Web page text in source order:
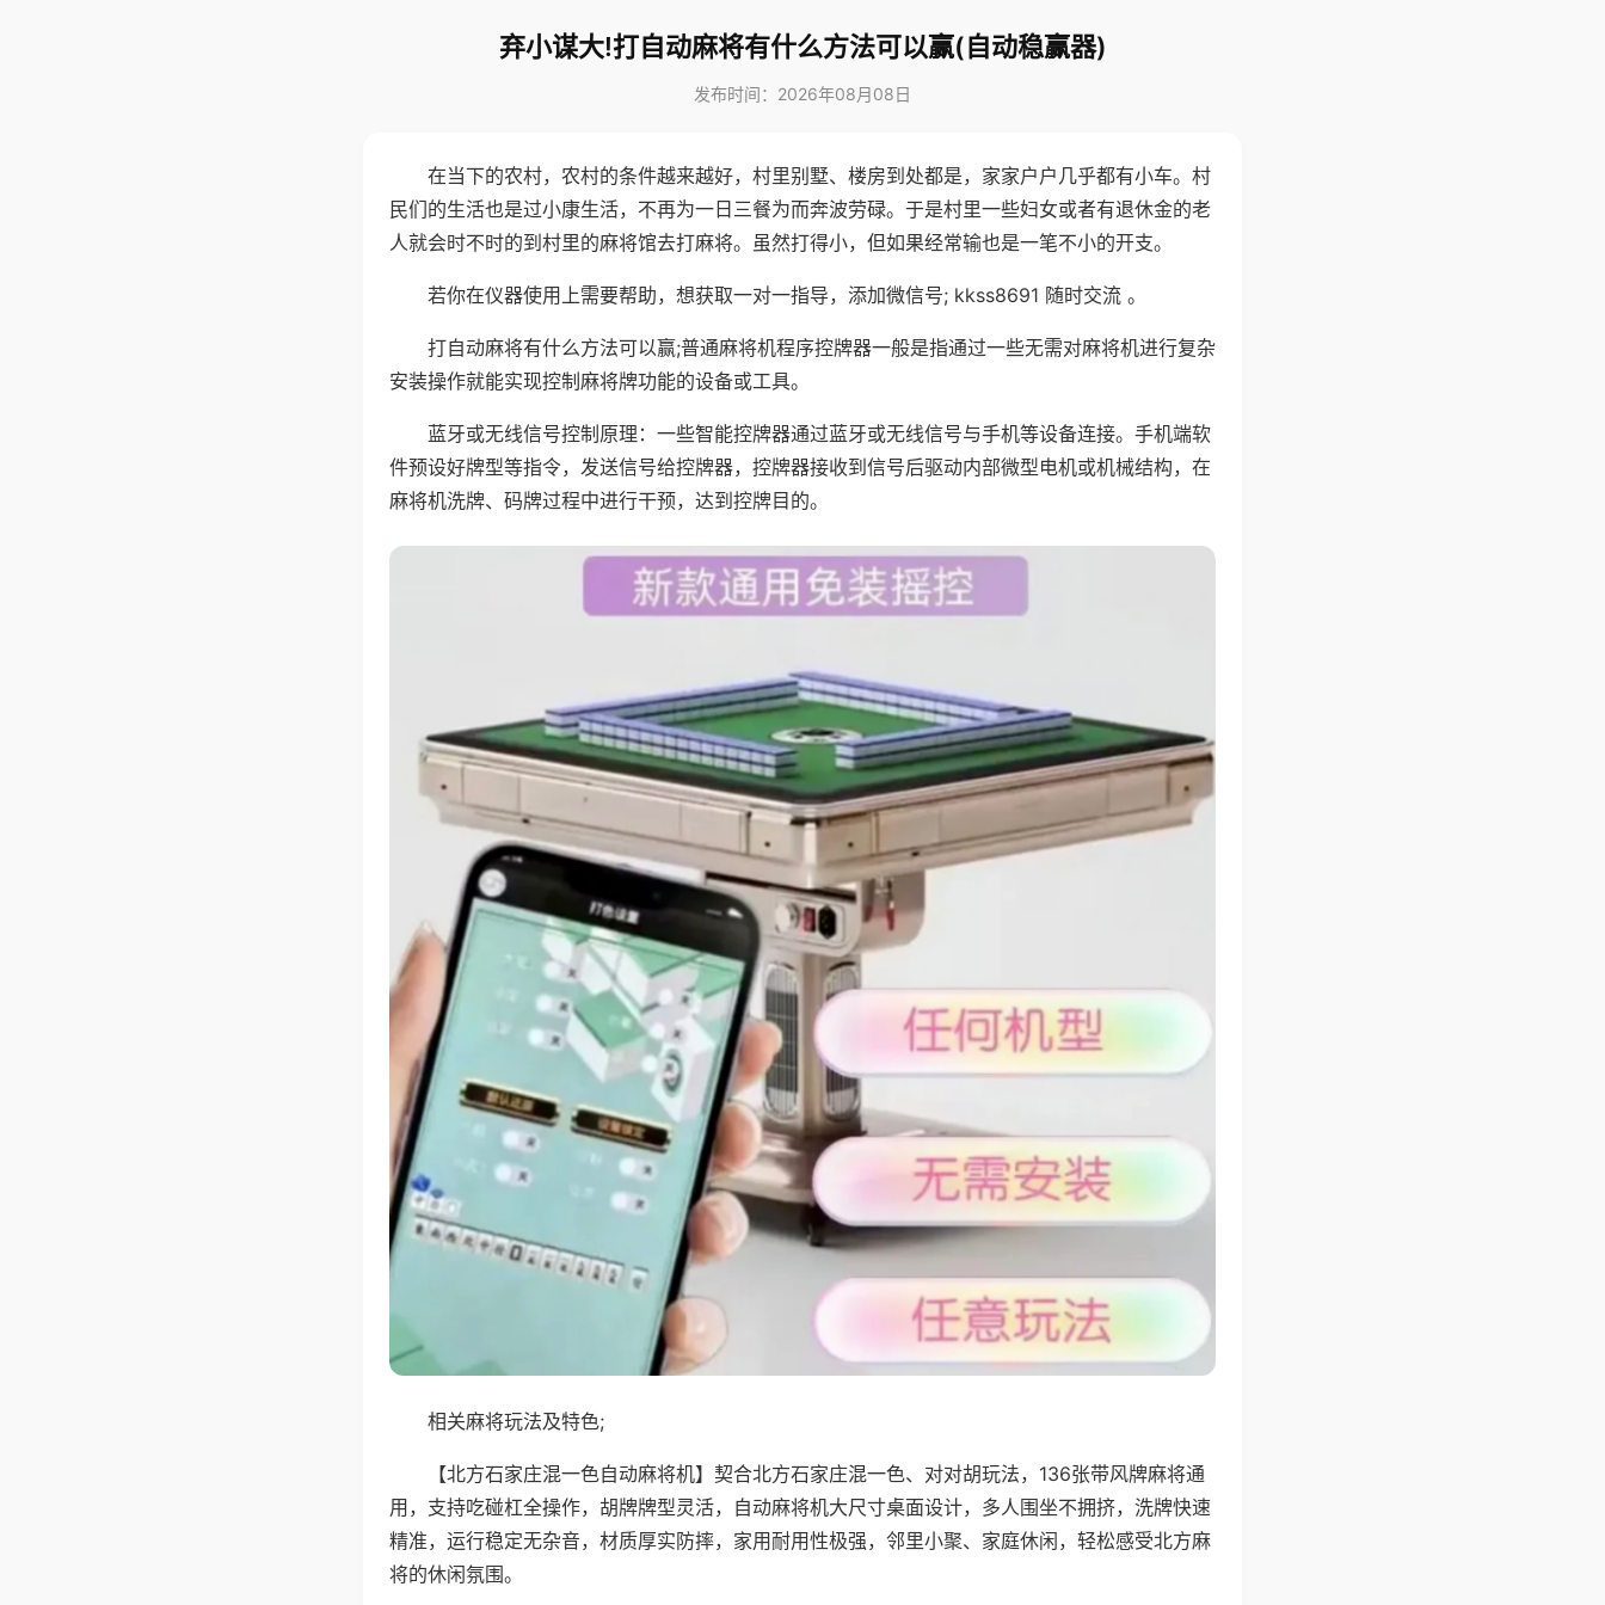
弃小谋大!打自动麻将有什么方法可以赢(自动稳赢器)
发布时间：2026年08月08日
在当下的农村，农村的条件越来越好，村里别墅、楼房到处都是，家家户户几乎都有小车。村
民们的生活也是过小康生活，不再为一日三餐为而奔波劳碌。于是村里一些妇女或者有退休金的老
人就会时不时的到村里的麻将馆去打麻将。虽然打得小，但如果经常输也是一笔不小的开支。
若你在仪器使用上需要帮助，想获取一对一指导，添加微信号; kkss8691 随时交流 。
打自动麻将有什么方法可以赢;普通麻将机程序控牌器一般是指通过一些无需对麻将机进行复杂
安装操作就能实现控制麻将牌功能的设备或工具。
蓝牙或无线信号控制原理：一些智能控牌器通过蓝牙或无线信号与手机等设备连接。手机端软
件预设好牌型等指令，发送信号给控牌器，控牌器接收到信号后驱动内部微型电机或机械结构，在
麻将机洗牌、码牌过程中进行干预，达到控牌目的。
相关麻将玩法及特色;
【北方石家庄混一色自动麻将机】契合北方石家庄混一色、对对胡玩法，136张带风牌麻将通
用，支持吃碰杠全操作，胡牌牌型灵活，自动麻将机大尺寸桌面设计，多人围坐不拥挤，洗牌快速
精准，运行稳定无杂音，材质厚实防摔，家用耐用性极强，邻里小聚、家庭休闲，轻松感受北方麻
将的休闲氛围。